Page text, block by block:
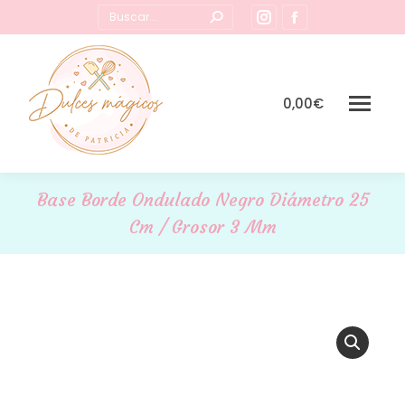
Buscar:
Instagram
page
new
page
in
0,00€
Base Borde Ondulado Negro Diámetro 25
Cm / Grosor 3 Mm